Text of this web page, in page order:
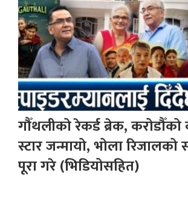
गौँथलीको रेकर्ड ब्रेक, करोडौँको
स्टार जन्मायो, भोला रिजालको
पूरा गरे (भिडियोसहित)